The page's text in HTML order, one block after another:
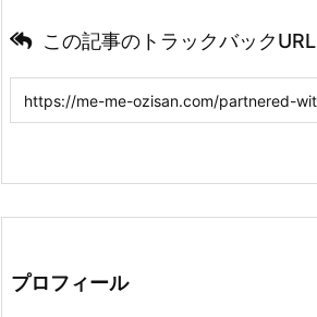
この記事のトラックバックURL
プロフィール